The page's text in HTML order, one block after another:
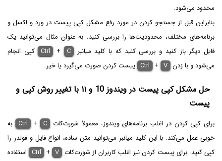
محدود می‌شود.
بنابراین قبل از جستجو کردن در مورد رفع مشکل کپی پیست در ورد و اکسل و
برنامه‌های مختلف، محدودیت‌ها را بررسی کنید. به عنوان مثال می‌توانید یک
فایل دیگر باز کنید و بررسی کنید که با کلید میانبر
Ctrl + C
کپی انجام
می‌شود و با زدن
Ctrl + V پیست کردن صورت می‌گیرد یا خیر.
حل مشکل کپی پیست در ویندوز 10 و ۱۱ با تغییر روش کپی و
پیست
برای کپی کردن در اغلب برنامه‌های ویندوز، معمولاً شورت‌کات Ctrl + C
به
خوبی عمل می‌کند. با این کلید میانبر می‌توانید متن ساده، انواع فایل و فولدر را
کپی کنید. برای پیست کردن نیز اغلب کاربران از شورت‌کات
Ctrl + V
استفاده